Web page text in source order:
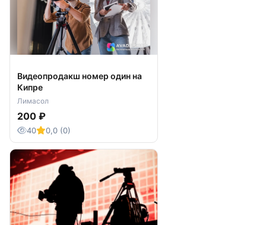
Видеопродакш номер один на
Кипре
Лимасол
200 ₽
40 0,0 (0)